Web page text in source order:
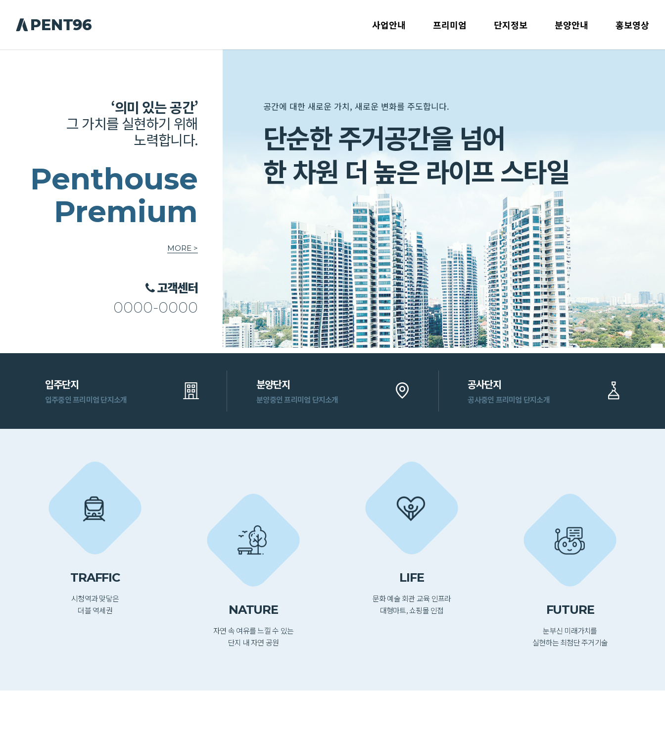
사업안내 프리미엄 단지정보 분양안내 홍보영상
‘의미 있는 공간’
그 가치를 실현하기 위해
노력합니다.
Penthouse
Premium
MORE >
고객센터
0000-0000
공간에 대한 새로운 가치, 새로운 변화를 주도합니다.
단순한 주거공간을 넘어
한 차원 더 높은 라이프 스타일
공간에 대한 새로운 가치, 새로운 변화를 주도합니다.
다양한 시각으로
남다른 주거공간을 창조
공간에 대한 새로운 가치, 새로운 변화를 주도합니다.
살수록 느끼는 가치있는 삶
브랜드의 철학입니다.
입주단지
입주중인 프리미엄 단지소개
분양단지
분양중인 프리미엄 단지소개
공사단지
공사중인 프리미엄 단지소개
TRAFFIC
시청역과 맞닿은
더블 역세권
NATURE
자연 속 여유를 느낄 수 있는
단지 내 자연 공원
LIFE
문화 예술 회관 교육 인프라
대형마트, 쇼핑몰 인접
FUTURE
눈부신 미래가치를
실현하는 최첨단 주거기술